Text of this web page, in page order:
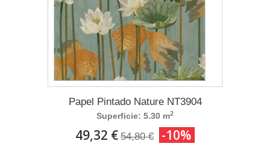
Papel Pintado Nature NT3904
Superficie: 5.30 m2
49,32 € 54,80 € -10%